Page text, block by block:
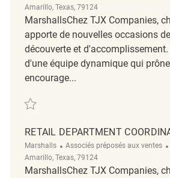
Amarillo, Texas, 79124
MarshallsChez TJX Companies,
apporte de nouvelles occasions
découverte et
d'une équipe dynamique qui
encourage...
Sauvegarder retail department
RETAIL DEPARTMENT
Marshalls Catégorie
Associés préposés aux ventes
Amarillo, Texas, 79124
MarshallsChez TJX Companies,